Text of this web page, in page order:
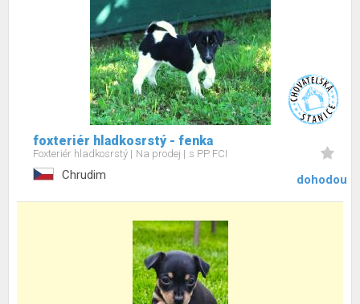
foxteriér hladkosrstý - fenka
Foxteriér hladkosrstý Na prodej s PP FCI
Chrudim dohodou